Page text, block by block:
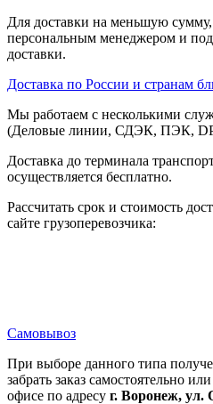
Для доставки на меньшую сумму,
персональным менеджером и
доставки.
Доставка по России и странам
Мы работаем с несколькими
(Деловые линии, СДЭК, ПЭК,
Доставка до терминала
осуществляется бесплатно.
Рассчитать срок и стоимость
сайте грузоперевозчика:
Самовывоз
При выборе данного типа
забрать заказ самостоятельно
офисе по адресу г. Воронеж, ул.